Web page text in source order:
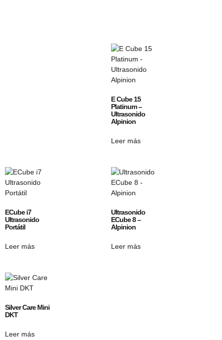
E Cube 15
Platinum –
Ultrasonido
Alpinion
Leer más
ECube i7
Ultrasonido
Portátil
Leer más
Ultrasonido
ECube 8 –
Alpinion
Leer más
Silver Care Mini
DKT
Leer más